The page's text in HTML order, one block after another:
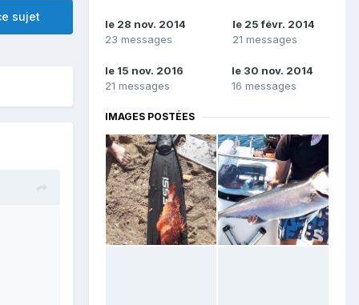
sujet
le 28 nov. 2014
23 messages
le 25 févr. 2014
21 messages
le 15 nov. 2016
21 messages
le 30 nov. 2014
16 messages
IMAGES POSTÉES